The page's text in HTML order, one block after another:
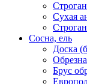
Сухая
Сосна, ель
Доска
Брус